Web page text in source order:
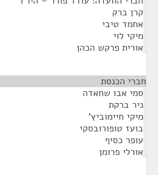
קרן ברק
אחמד טיבי
מיקי לוי
אורית פרקש הכהן
חברי הכנסת
סמי אבו שחאדה
ניר ברקת
מיקי חיימוביץ'
בועז טופורובסקי
עופר כסיף
אורלי פרומן